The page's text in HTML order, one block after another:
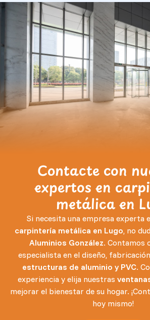
Contacte con
expertos en
metálica en
Si necesita una empresa experta
carpintería metálica en Lugo, no
Aluminios González. Contamos
especialista en el diseño,
estructuras de aluminio y PVC.
experiencia y elija nuestras
mejorar el bienestar de su hogar.
hoy mismo!